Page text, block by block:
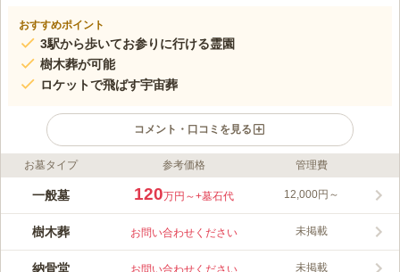
おすすめポイント
3駅から歩いてお参りに行ける霊園
樹木葬が可能
ロケットで飛ばす宇宙葬
コメント・口コミを見る
ライフドット編集部のコメント
親しみやすいデザインの引き戸を抜けると、穏やかに墓参できる
寺七名水の1つである清水湧出湖があり、古くから茶人に愛され
てきました。 長い歴史をもった落ち着いた雰囲気の寺が管理す
お墓タイプ 参考価格 管理費
一般墓 120万円～+墓石代 12,000円～
樹木葬 お問い合わせください 未掲載
納骨堂 お問い合わせください 未掲載